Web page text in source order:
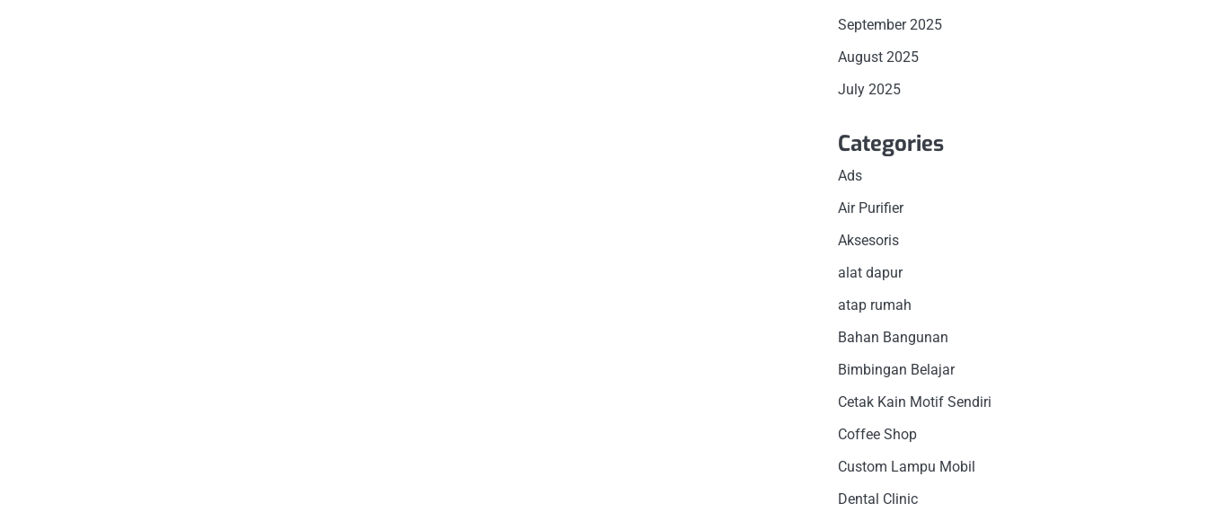
September 2025
August 2025
July 2025
Categories
Ads
Air Purifier
Aksesoris
alat dapur
atap rumah
Bahan Bangunan
Bimbingan Belajar
Cetak Kain Motif Sendiri
Coffee Shop
Custom Lampu Mobil
Dental Clinic